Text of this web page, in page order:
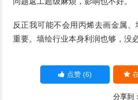
反正我可能不会用丙烯去画金属
重要。墙绘行业本身利润也够，没
点赞(6)
分享到